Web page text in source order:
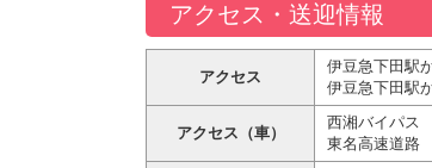
アクセス・送迎情報
アクセス
伊豆急下田駅
伊豆急下田駅
アクセス（車）
西湘バイパス
東名高速道路